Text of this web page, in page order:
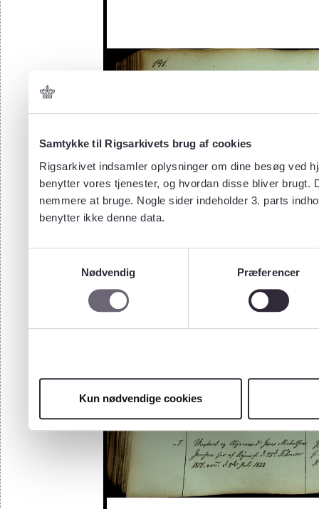
Samtykke til Rigsarkivets brug af cookies
Rigsarkivet indsamler oplysninger om dine besøg ved
benytter vores tjenester, og hvordan disse bliver
nemmere at bruge. Nogle sider indeholder 3. parts
benytter ikke denne data.
Nødvendig
Præferencer
Kun nødvendige cookies